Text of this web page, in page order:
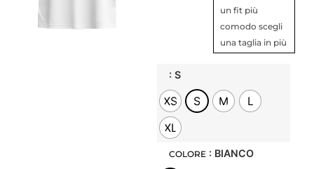
un fit più
comodo scegli
una taglia in più
: S
XS S M
L
XL
COLORE : BIANCO